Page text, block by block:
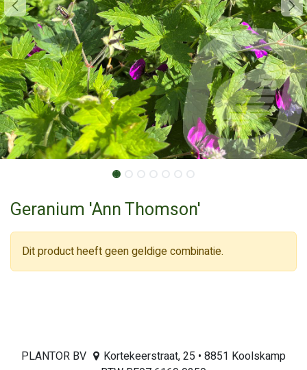
Geranium 'Ann Thomson'
Dit product heeft geen geldige combinatie.
PLANTOR BV
Kortekeerstraat, 25 • 8851 Koolskamp